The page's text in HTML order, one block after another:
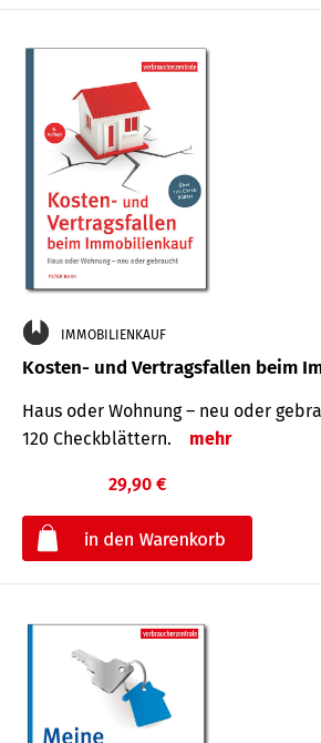
IMMOBILIENKAUF
Kosten- und Vertragsfallen beim
Haus oder Wohnung – neu oder
120 Check­blättern.
mehr
29,90 €